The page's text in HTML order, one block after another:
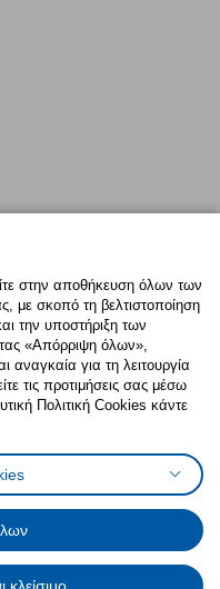
προσβασιμότητας
Χρήσης
Δεδομένων
για ΙΚΕΑ.gr
στην αποθήκευση όλων των
με σκοπό τη βελτιστοποίηση
την υποστήριξη των
«Απόρριψη όλων»,
αναγκαία για τη λειτουργία
τις προτιμήσεις σας μέσω
Πολιτική Cookies κάντε